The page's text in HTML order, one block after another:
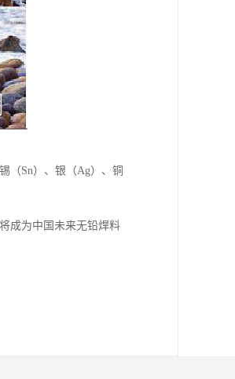
（Sn）、银（Ag）、铜
成为中国未来无铅焊料